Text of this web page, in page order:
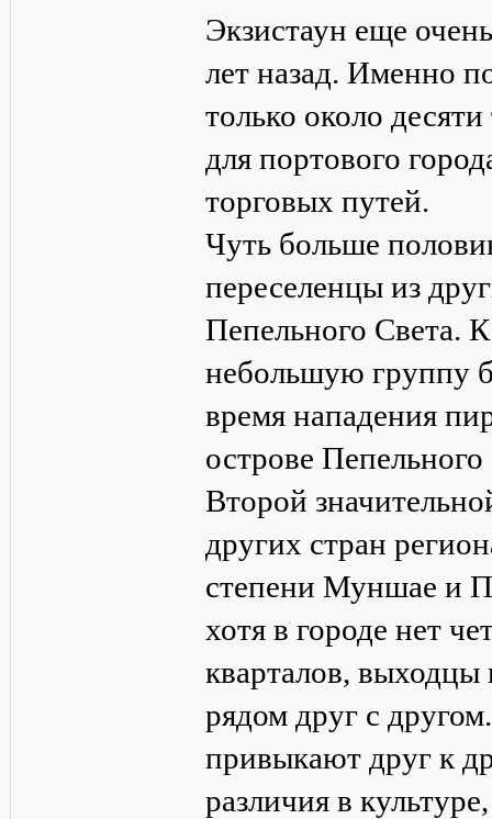
Экзистаун еще
лет назад. Именно
только около
для портового
торговых путей.
Чуть больше
переселенцы из
Пепельного Света.
небольшую группу
время нападения
острове Пепельного
Второй
других стран
степени Муншае и
хотя в городе нет
кварталов, выходцы
рядом друг с
привыкают друг к
различия в